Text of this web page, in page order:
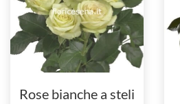
Rose bianche a steli